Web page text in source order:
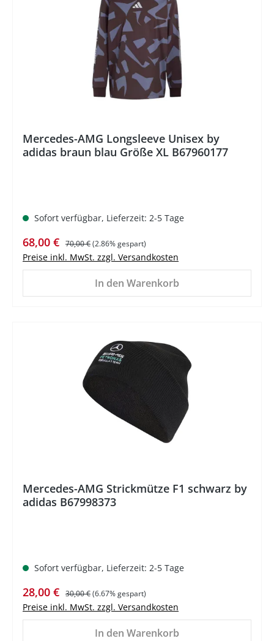
Mercedes-AMG Longsleeve Unisex by
adidas braun blau Größe XL B67960177
Sofort verfügbar, Lieferzeit: 2-5 Tage
Verkaufspreis:
68,00 € Regulärer Preis:
70,00 €(2.86% gespart)
Preise inkl. MwSt. zzgl. Versandkosten
In den Warenkorb
Mercedes-AMG Strickmütze F1 schwarz by
adidas B67998373
Sofort verfügbar, Lieferzeit: 2-5 Tage
Verkaufspreis:
28,00 € Regulärer Preis:
30,00 €(6.67% gespart)
Preise inkl. MwSt. zzgl. Versandkosten
In den Warenkorb